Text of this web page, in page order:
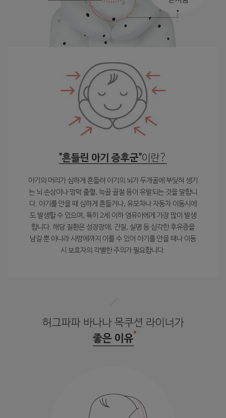
"흔들린 아기 증후군"이란?
아기의 머리가 심하게 흔들려 아기의 뇌가 두개골에 부딪혀 생기
는 뇌 손상이나 망막 출혈, 늑골 골절 등이 유발되는 것을 말합니
다. 아기를 안을 때 심하게 흔들거나, 유모차나 자동차 이동시에
도 발생할 수 있으며, 특히 2세 이하 영유아에게 가장 많이 발생
합니다. 해당 질환은 성장장애, 간질, 실명 등 심각한 후유증을
남길 뿐 아니라 사망에까지 이를 수 있어 아기를 안을 때나 이동
시 보호자의 각별한 주의가 필요합니다.
허그파파 바나나 목쿠션 라이너가
좋은 이유